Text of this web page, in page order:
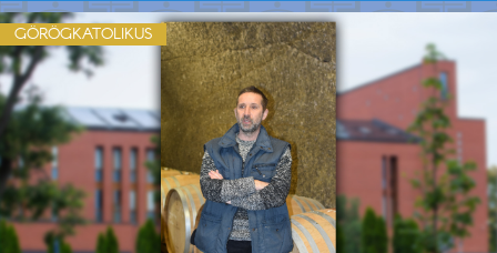
GÖRÖGKATOLIKUS